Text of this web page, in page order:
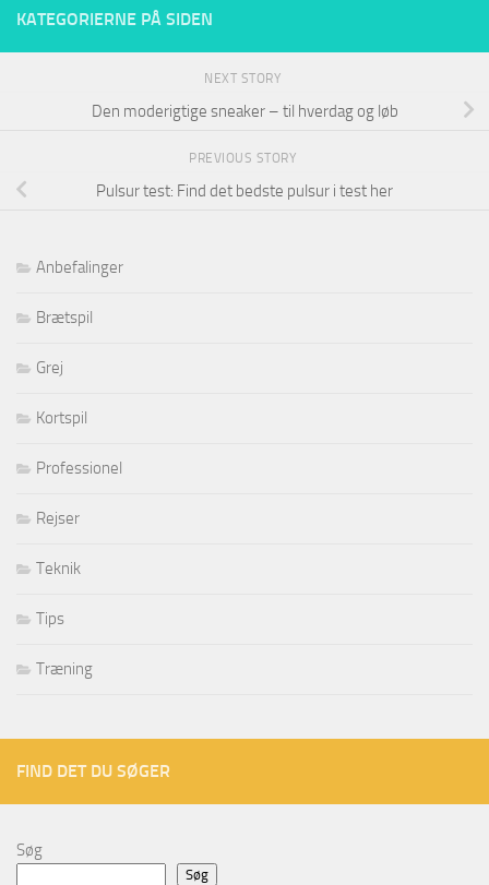
KATEGORIERNE PÅ SIDEN
NEXT STORY
Den moderigtige sneaker – til hverdag og løb
PREVIOUS STORY
Pulsur test: Find det bedste pulsur i test her
Anbefalinger
Brætspil
Grej
Kortspil
Professionel
Rejser
Teknik
Tips
Træning
FIND DET DU SØGER
Søg
Søg